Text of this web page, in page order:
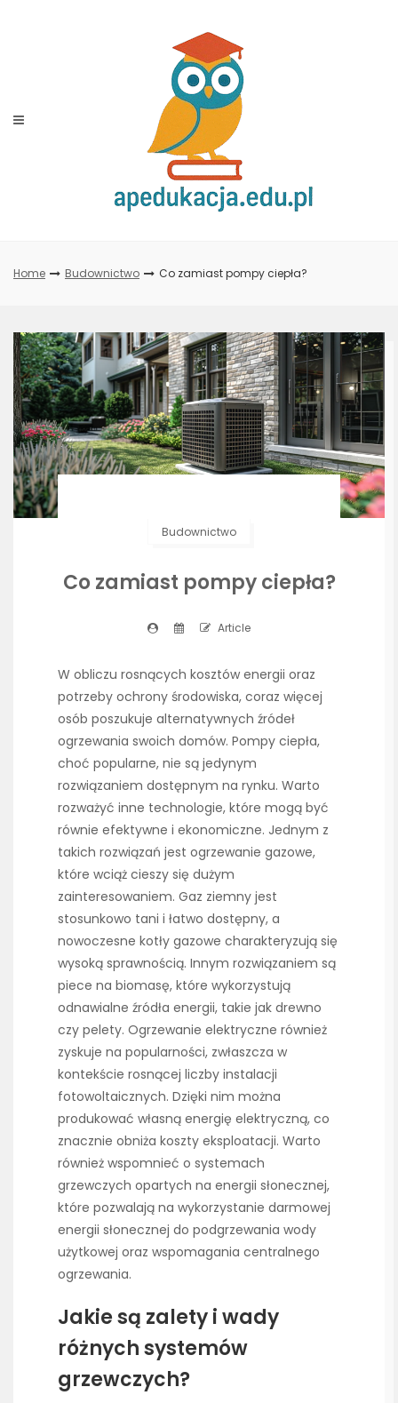
Home Budownictwo Co zamiast pompy ciepła?
Budownictwo
Co zamiast pompy ciepła?
Article
W obliczu rosnących kosztów energii oraz
potrzeby ochrony środowiska, coraz więcej
osób poszukuje alternatywnych źródeł
ogrzewania swoich domów. Pompy ciepła,
choć popularne, nie są jedynym
rozwiązaniem dostępnym na rynku. Warto
rozważyć inne technologie, które mogą być
równie efektywne i ekonomiczne. Jednym z
takich rozwiązań jest ogrzewanie gazowe,
które wciąż cieszy się dużym
zainteresowaniem. Gaz ziemny jest
stosunkowo tani i łatwo dostępny, a
nowoczesne kotły gazowe charakteryzują się
wysoką sprawnością. Innym rozwiązaniem są
piece na biomasę, które wykorzystują
odnawialne źródła energii, takie jak drewno
czy pelety. Ogrzewanie elektryczne również
zyskuje na popularności, zwłaszcza w
kontekście rosnącej liczby instalacji
fotowoltaicznych. Dzięki nim można
produkować własną energię elektryczną, co
znacznie obniża koszty eksploatacji. Warto
również wspomnieć o systemach
grzewczych opartych na energii słonecznej,
które pozwalają na wykorzystanie darmowej
energii słonecznej do podgrzewania wody
użytkowej oraz wspomagania centralnego
ogrzewania.
Jakie są zalety i wady
różnych systemów
grzewczych?